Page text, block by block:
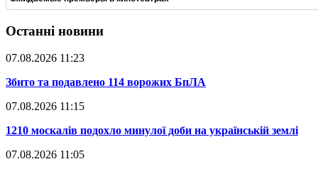
Останні новини
07.08.2026 11:23
​Збито та подавлено 114 ворожих БпЛА
07.08.2026 11:15
​1210 москалів подохло минулої доби на українській землі
07.08.2026 11:05